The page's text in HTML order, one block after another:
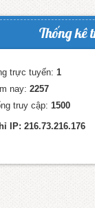
Thống kê
trực tuyến: 1
nay: 2257
truy cập: 1500
IP: 216.73.216.176